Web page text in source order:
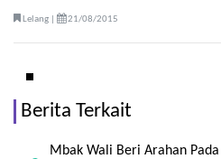
Lelang | 21/08/2015
Berita Terkait
Mbak Wali Beri Arahan